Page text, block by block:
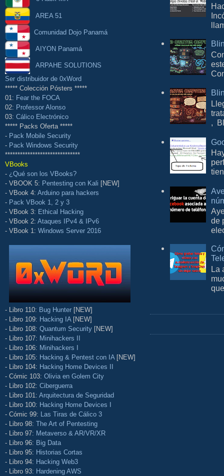
AREA 51
Comunidad Dojo Panamá
AIYON Panamá
ARPAHE SOLUTIONS
Ser distribuidor de 0xWord
***** Colección Pósters *****
01: Fear the FOCA
02: Professor Alonso
03: Cálico Electrónico
***** Packs Oferta *****
- Pack Mobile Security
- Pack Windows Security
******************************
VBooks
- ¿Qué son los VBooks?
- VBOOK 5: Pentesting con Kali [NEW]
- VBook 4: Arduino para hackers
- Pack VBook 1, 2 y 3
- VBook 3: Ethical Hacking
- VBook 2: Ataques IPv4 & IPv6
- VBook 1: Windows Server 2016
- Libro 110: Bug Hunter [NEW]
- Libro 109: Hacking IA [NEW]
- Libro 108: Quantum Security [NEW]
- Libro 107: Minihackers II
- Libro 106: Minihackers I
- Libro 105: Hacking & Pentest con IA [NEW]
- Libro 104: Hacking Home Devices II
- Cómic 103: Olivia en Golem City
- Libro 102: Ciberguerra
- Libro 101: Arquitectura de Seguridad
- Libro 100: Hacking Home Devices I
- Cómic 99: Las Tiras de Cálico 3
- Libro 98: The Art of Pentesting
- Libro 97: Metaverso & AR/VR/XR
- Libro 96: Big Data
- Libro 95: Historias Cortas
- Libro 94: Hacking Web3
- Libro 93: Hardening AWS
,
de
La